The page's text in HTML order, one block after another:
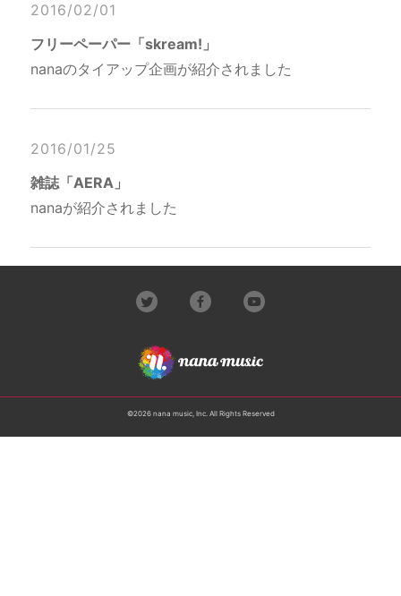
2016/02/01
フリーペーパー「skream!」
nanaのタイアップ企画が紹介されました
2016/01/25
雑誌「AERA」
nanaが紹介されました
©2026 nana music, Inc. All Rights Reserved